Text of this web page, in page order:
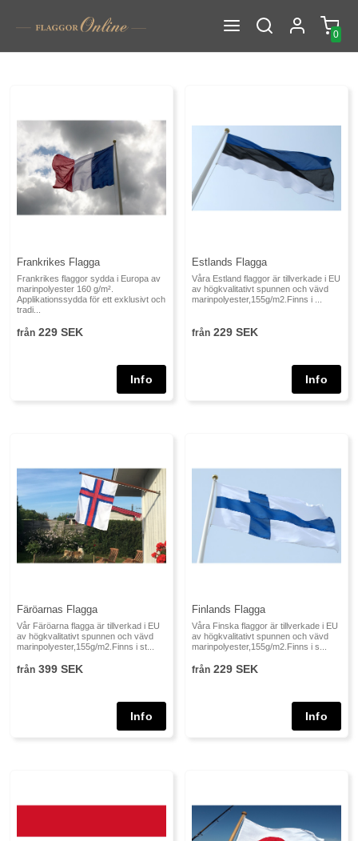
0
Frankrikes Flagga
Frankrikes flaggor sydda i Europa av
marinpolyester 160 g/m².
Applikationssydda för ett exklusivt och
tradi...
från 229 SEK
Estlands Flagga
Våra Estland flaggor är tillverkade i EU
av högkvalitativt spunnen och vävd
marinpolyester,155g/m2.Finns i ...
från 229 SEK
Färöarnas Flagga
Vår Färöarna flagga är tillverkad i EU
av högkvalitativt spunnen och vävd
marinpolyester,155g/m2.Finns i st...
från 399 SEK
Finlands Flagga
Våra Finska flaggor är tillverkade i EU
av högkvalitativt spunnen och vävd
marinpolyester,155g/m2.Finns i s...
från 229 SEK